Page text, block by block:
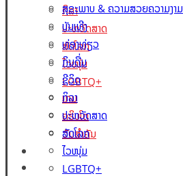
ກິລາ
ປະຫວັດສາດ
ສັດໂລກ
ໄວໜຸ່ມ
LGBTQ+
ເກມ
ຄຣິບໂຕ
ວັນສຳຄັນ
Lao Xperts
Lao X Forum
ສຸຂະພາບ & ຄວາມສວຍຄວາມງາມ
ບັນເທີງ
ທ່ອງທ່ຽວ
ກິນດື່ມ
ຊີວິດ
ກິລາ
ປະຫວັດສາດ
ສັດໂລກ
ໄວໜຸ່ມ
LGBTQ+